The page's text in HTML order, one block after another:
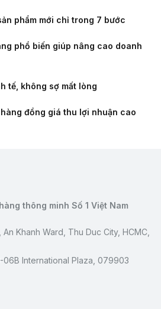
phẩm mới chỉ trong 7 bước
phổ biến giúp nâng cao doanh
tế, không sợ mất lòng
đồng giá thu lợi nhuận cao
thông minh Số 1 Việt Nam
Khanh Ward, Thu Duc City, HCMC,
06B International Plaza, 079903